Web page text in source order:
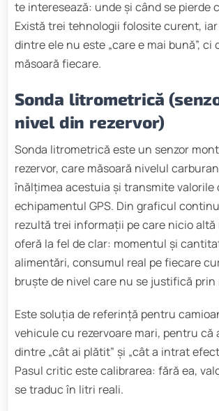
te interesează: unde și când se pierde
Există trei tehnologii folosite curent,
dintre ele nu este „care e mai bună”, ci
măsoară fiecare.
Sonda litrometrică
nivel din rezervor)
Sonda litrometrică este un senzor
rezervor, care măsoară nivelul
înălțimea acestuia și transmite valorile
echipamentul GPS. Din graficul
rezultă trei informații pe care nicio altă
oferă la fel de clar: momentul și
alimentări, consumul real pe fiecare
bruște de nivel care nu se justifică prin
Este soluția de referință pentru
vehicule cu rezervoare mari, pentru că
dintre „cât ai plătit” și „cât a intrat
Pasul critic este calibrarea: fără ea,
se traduc în litri reali.